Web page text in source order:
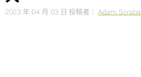
2023 年 04 月 03 日 投稿者： Adam Scraba